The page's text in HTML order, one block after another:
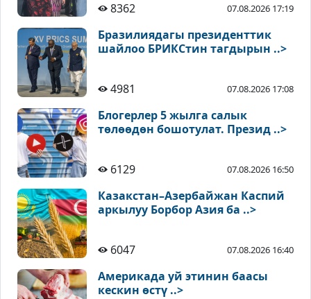
8362 07.08.2026 17:19
Бразилиядагы президенттик
шайлоо БРИКСтин тагдырын ..>
4981 07.08.2026 17:08
Блогерлер 5 жылга салык
төлөөдөн бошотулат. Презид ..>
6129 07.08.2026 16:50
Казакстан–Азербайжан Каспий
аркылуу Борбор Азия ба ..>
6047 07.08.2026 16:40
Америкада уй этинин баасы
кескин өстү ..>